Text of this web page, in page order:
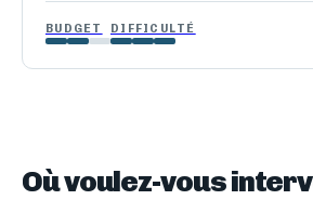
BUDGET DIFFICULTÉ
Où voulez-vous